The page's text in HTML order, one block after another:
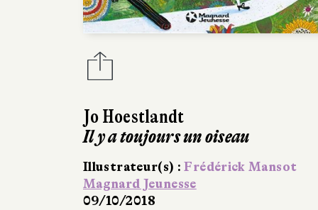
Jo Hoestlandt
Il y a toujours un oiseau
Illustrateur(s) :Frédérick Mansot
Magnard Jeunesse
09/10/2018